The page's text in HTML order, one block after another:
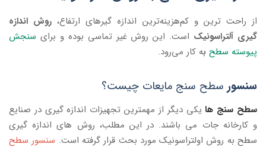
از راحت ترین و کم‌هزینه‌ترین اندازه گیرهای ارتفاع، روش اندازه
گیری آلتراسونیک است. این روش غیر تماسی بوده و برای سنجش
پیوسته سطح به کار می‌رود.
سنسور سطح سنج مایعات چیست؟
سطح سنج هایکی دیگر از مهمترین تجهیزات اندازه گیری در صنایع
و کارخانه جات می باشند. در این مطلب، روش های اندازه گیری
سطح به روش اولتراسونیک مورد بحث قرار گرفته است. سنسور سطح